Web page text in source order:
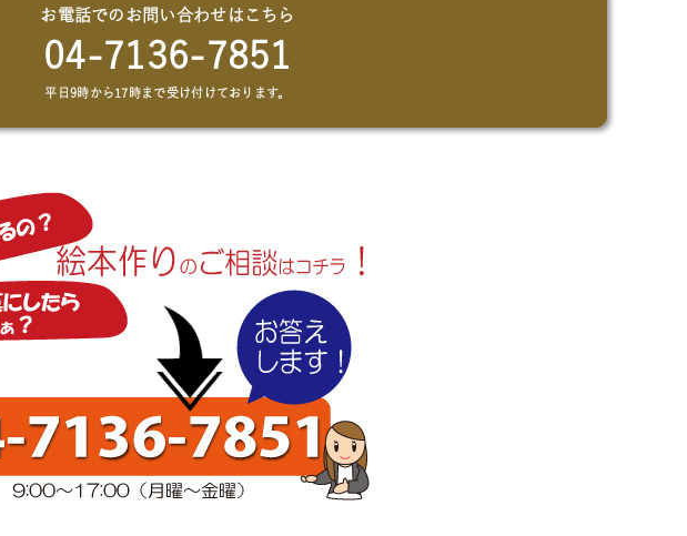
お電話でのお問い合わせはこちら
04-7136-7851
平日9時から17時まで受け付けております。